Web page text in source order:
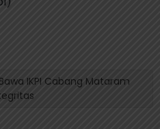
IKPI Cabang Mataram